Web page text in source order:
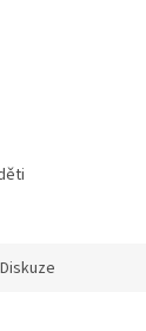
Diskuze